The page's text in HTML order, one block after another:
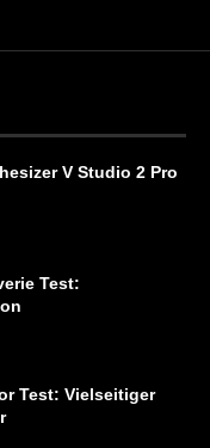
V Studio 2 Pro
Test:
Test: Vielseitiger